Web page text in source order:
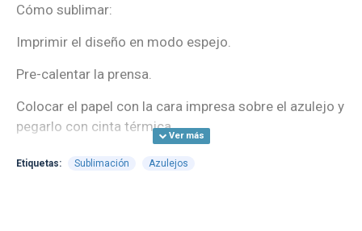
Cómo sublimar:
Imprimir el diseño en modo espejo.
Pre-calentar la prensa.
Colocar el papel con la cara impresa sobre el azulejo y
pegarlo con cinta térmica.
Cerrar y ajustar la prensa.
Etiquetas: Sublimación Azulejos